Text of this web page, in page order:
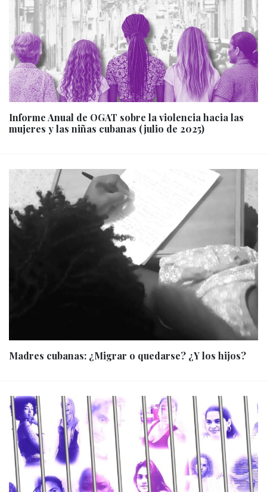
Informe Anual de OGAT sobre la violencia hacia las
mujeres y las niñas cubanas (julio de 2025)
Madres cubanas: ¿Migrar o quedarse? ¿Y los hijos?